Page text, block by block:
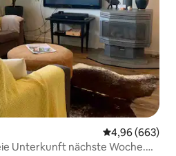
4,96 (663)
Unterkunft nächste Woche.